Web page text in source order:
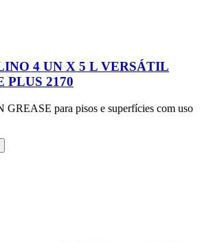
4 UN X 5 L VERSÁTIL
PLUS 2170
GREASE para pisos e superfícies com uso